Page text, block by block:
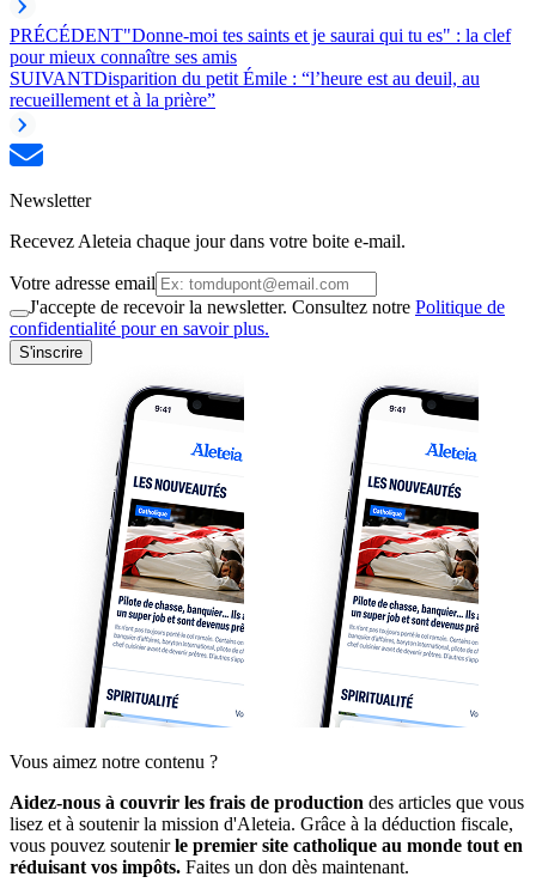
PRÉCÉDENT"Donne-moi tes saints et je saurai qui tu es" : la clef
pour mieux connaître ses amis
SUIVANTDisparition du petit Émile : “l’heure est au deuil, au
recueillement et à la prière”
Newsletter
Recevez Aleteia chaque jour dans votre boite e-mail.
Votre adresse email
J'accepte de recevoir la newsletter. Consultez notre Politique de
confidentialité pour en savoir plus.
S'inscrire
Vous aimez notre contenu ?
Aidez-nous à couvrir les frais de production des articles que vous
lisez et à soutenir la mission d'Aleteia. Grâce à la déduction fiscale,
vous pouvez soutenirle premier site catholique au monde tout en
réduisant vos impôts. Faites un don dès maintenant.